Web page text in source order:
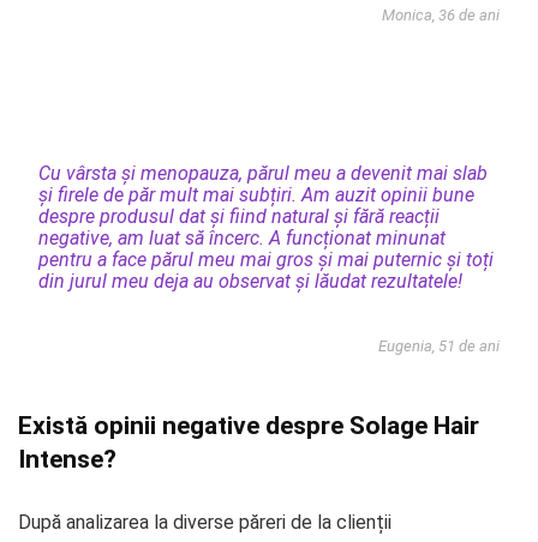
Monica, 36 de ani
Cu vârsta și menopauza, părul meu a devenit mai slab
și firele de păr mult mai subțiri. Am auzit opinii bune
despre produsul dat și fiind natural și fără reacții
negative, am luat să încerc. A funcționat minunat
pentru a face părul meu mai gros și mai puternic și toți
din jurul meu deja au observat și lăudat rezultatele!
Eugenia, 51 de ani
Există opinii negative despre Solage Hair
Intense?
După analizarea la diverse păreri de la clienții